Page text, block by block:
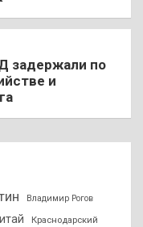
задержали по
и
Владимир Рогов
Краснодарский